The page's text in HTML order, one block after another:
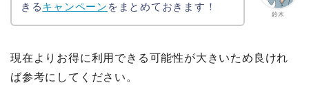
鈴木
きるキャンペーン をまとめておきます！
現在よりお得に利用できる可能性が大きいため良けれ
ば参考にしてください。